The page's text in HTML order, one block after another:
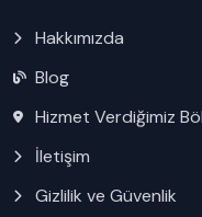
Hakkımızda
Blog
Hizmet Verdiğimiz
İletişim
Gizlilik ve Güvenlik